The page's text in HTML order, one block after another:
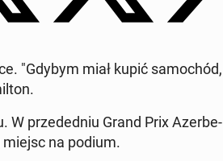
"Gdybym miał kupić samochód,
W przed­ed­niu Grand Prix Azer­be­
na podium.